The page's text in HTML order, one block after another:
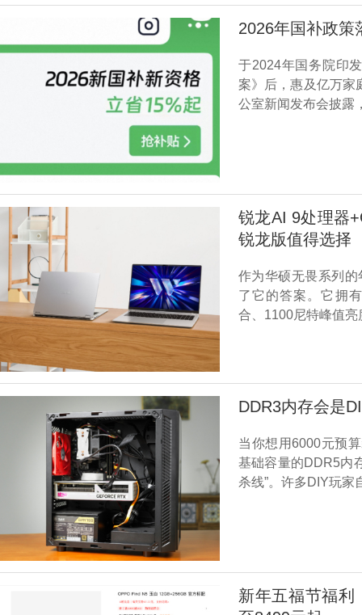
2026年国补政策
于2024年国务院印
案》后，惠及亿万家
公室新闻发布会披露
锐龙AI 9处理器
锐龙版值得选择
作为华硕无畏系列
了它的答案。它拥
合、1100尼特峰值
DDR3内存会是
当你想用6000元预
基础容量的DDR5内
杀线”。许多DIY玩
新年五福节福利